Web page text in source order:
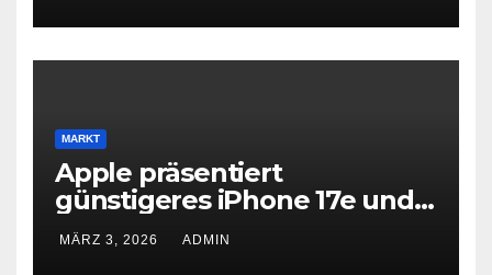
MARKT
Apple präsentiert
günstigeres iPhone 17e und
neues iPad Air mit M4-Chip
MÄRZ 3, 2026 ADMIN